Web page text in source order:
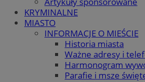
KRYMINALNE
MIASTO
INFORMACJE O MIEŚCIE
Historia miasta
Ważne adresy i
Harmonogram
Parafie i msze